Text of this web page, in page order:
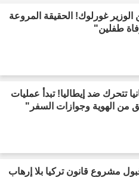
غورلوك! الحقيقة المروعة
طفلين"
تتحرك ضد إيطاليا! تبدأ عمليات
الهوية وجوازات السفر"
مشروع قانون تركيا بلا إرهاب